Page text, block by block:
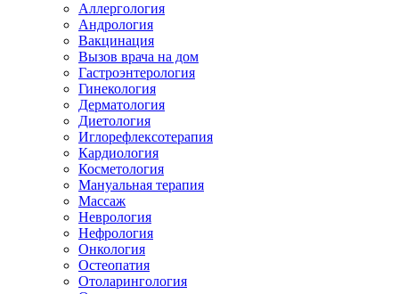
Аллергология
Андрология
Вакцинация
Вызов врача на дом
Гастроэнтерология
Гинекология
Дерматология
Диетология
Иглорефлексотерапия
Кардиология
Косметология
Мануальная терапия
Массаж
Неврология
Нефрология
Онкология
Остеопатия
Отоларингология